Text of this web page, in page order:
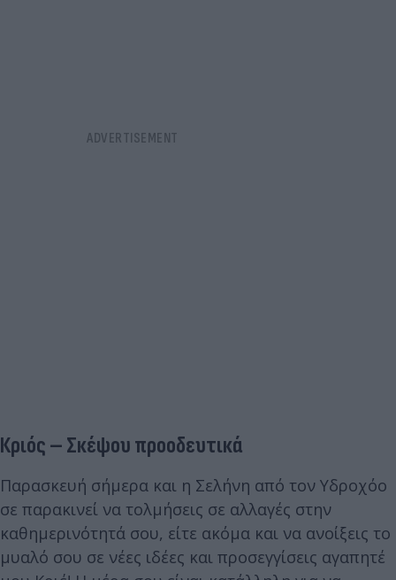
Κριός – Σκέψου προοδευτικά
Παρασκευή σήμερα και η Σελήνη από τον Υδροχόο
σε παρακινεί να τολμήσεις σε αλλαγές στην
καθημερινότητά σου, είτε ακόμα και να ανοίξεις το
μυαλό σου σε νέες ιδέες και προσεγγίσεις αγαπητέ